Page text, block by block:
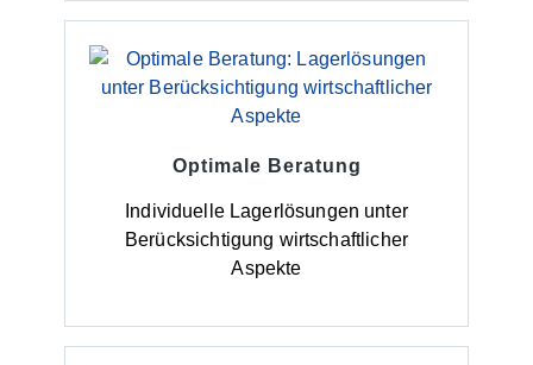
Optimale Beratung
Individuelle Lagerlösungen unter
Berücksichtigung wirtschaftlicher
Aspekte